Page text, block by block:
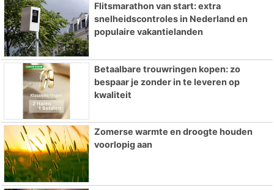
Flitsmarathon van start: extra
snelheidscontroles in Nederland en
populaire vakantielanden
Betaalbare trouwringen kopen: zo
bespaar je zonder in te leveren op
kwaliteit
Zomerse warmte en droogte houden
voorlopig aan